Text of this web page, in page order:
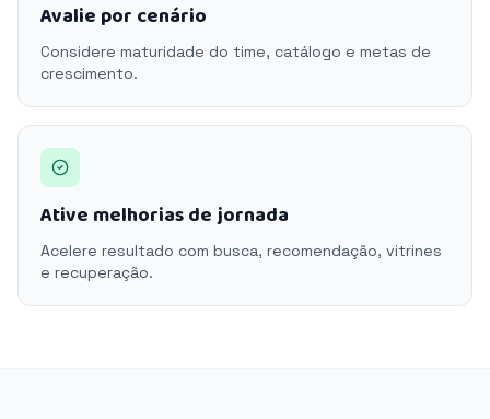
Avalie por cenário
Considere maturidade do time, catálogo e metas de
crescimento.
Ative melhorias de jornada
Acelere resultado com busca, recomendação, vitrines
e recuperação.